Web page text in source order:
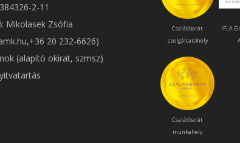
2-11
Mikolasek Zsófia
20 232-6626)
(alapító okirat, szmsz)
Családbarát
szolgáltatóhely
IFLA
Családbarát
munkahely